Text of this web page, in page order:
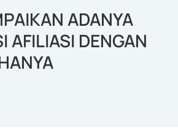
ADANYA
AFILIASI DENGAN